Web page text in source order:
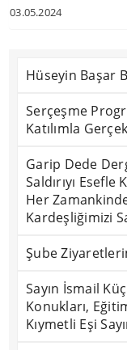
03.05.2024
Hüseyin Başar
Serçeşme
Katılımla
Garip Dede
Saldırıyı
Her
Kardeşliğimizi
Şube
Sayın İsmail
Konukları,
Kıymetli Eşi